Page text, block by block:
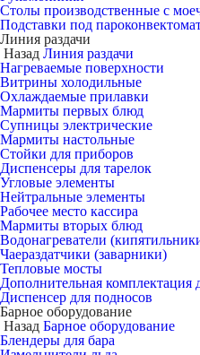
Столы производственные с
Подставки под
Линия раздачи
Назад Линия раздачи
Нагреваемые поверхности
Витрины холодильные
Охлаждаемые прилавки
Мармиты первых блюд
Супницы электрические
Мармиты настольные
Стойки для приборов
Диспенсеры для тарелок
Угловые элементы
Нейтральные элементы
Рабочее место кассира
Мармиты вторых блюд
Водонагреватели
Чаераздатчики (заварники)
Тепловые мосты
Дополнительная комплектация
Диспенсер для подносов
Барное оборудование
Назад Барное оборудование
Блендеры для бара